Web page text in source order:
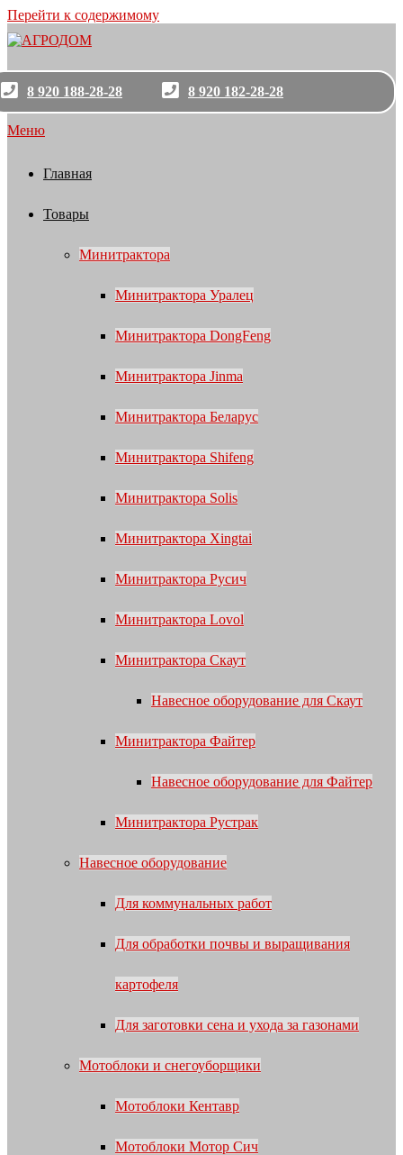
Перейти к содержимому
8 920 188-28-28 8 920 182-28-28
Меню
Главная
Товары
Минитрактора
Минитрактора Уралец
Минитрактора DongFeng
Минитрактора Jinma
Минитрактора Беларус
Минитрактора Shifeng
Минитрактора Solis
Минитрактора Xingtai
Минитрактора Русич
Минитрактора Lovol
Минитрактора Скаут
Навесное оборудование для Скаут
Минитрактора Файтер
Навесное оборудование для Файтер
Минитрактора Рустрак
Навесное оборудование
Для коммунальных работ
Для обработки почвы и выращивания
картофеля
Для заготовки сена и ухода за газонами
Мотоблоки и снегоуборщики
Мотоблоки Кентавр
Мотоблоки Мотор Сич